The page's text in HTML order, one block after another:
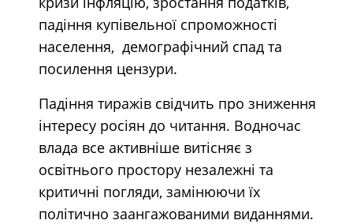
падіння купівельної спроможності
населення, демографічний спад та
посилення цензури.
Падіння тиражів свідчить про зниження
інтересу росіян до читання. Водночас
влада все активніше витісняє з
освітнього простору незалежні та
критичні погляди, замінюючи їх
політично заангажованими виданнями.